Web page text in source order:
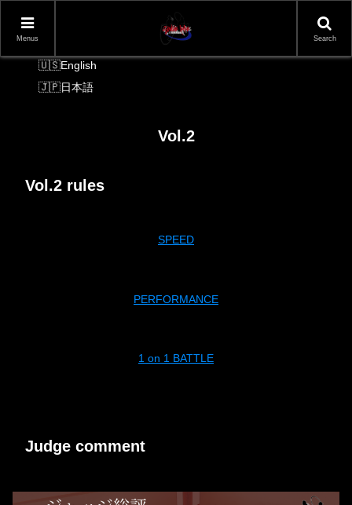
Language Switcher
English
日本語
Vol.2
Vol.2 rules
SPEED
PERFORMANCE
1 on 1 BATTLE
Judge comment
Menus Search